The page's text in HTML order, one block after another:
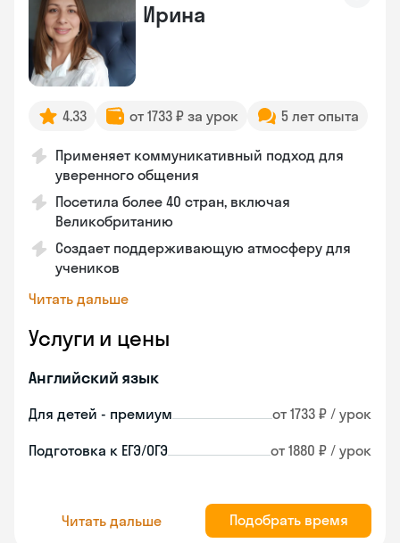
Ирина
4.33 от 1733 ₽ за урок 5 лет опыта
Применяет коммуникативный подход для
уверенного общения
Посетила более 40 стран, включая
Великобританию
Создает поддерживающую атмосферу для
учеников
Читать дальше
Услуги и цены
Английский язык
Для детей - премиум от 1733 ₽ / урок
Подготовка к ЕГЭ/ОГЭ от 1880 ₽ / урок
Читать дальше Подобрать время